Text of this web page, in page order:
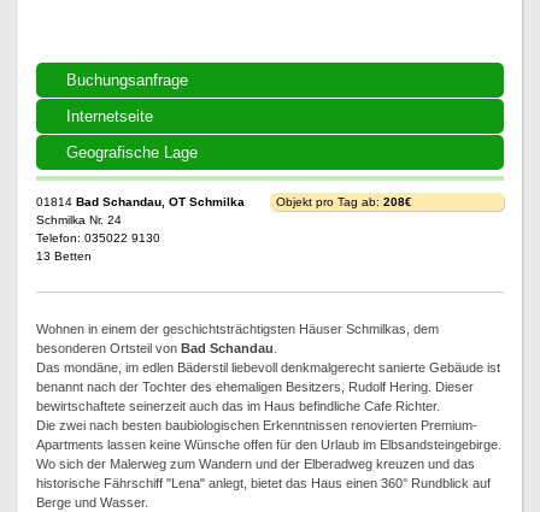
Buchungsanfrage
Internetseite
Geografische Lage
01814 Bad Schandau, OT Schmilka
Schmilka Nr. 24
Telefon: 035022 9130
13 Betten
Objekt pro Tag ab: 208€
Wohnen in einem der geschichtsträchtigsten Häuser Schmilkas, dem
besonderen Ortsteil von Bad Schandau
Das mondäne, im edlen Bäderstil liebevoll denkmalgerecht sanierte Gebäude ist
benannt nach der Tochter des ehemaligen Besitzers, Rudolf Hering. Dieser
bewirtschaftete seinerzeit auch das im Haus befindliche Cafe Richter.
Die zwei nach besten baubiologischen Erkenntnissen renovierten Premium-
Apartments lassen keine Wünsche offen für den Urlaub im Elbsandsteingebirge.
Wo sich der Malerweg zum Wandern und der Elberadweg kreuzen und das
historische Fährschiff "Lena" anlegt, bietet das Haus einen 360° Rundblick auf
Berge und Wasser.